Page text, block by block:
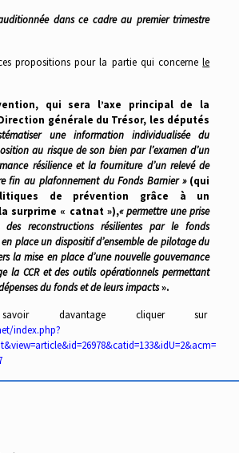
dans ce cadre au premier trimestre
propositions pour la partie qui concernele
qui sera l’axe principal de la
générale du Trésor, les députés
une information individualisée du
au risque de son bien par l’examen d’un
résilience et la fourniture d’un relevé de
fin au plafonnement du Fonds Barnier »(qui
de prévention grâce à un
surprime « catnat »),« permettre une prise
reconstructions résilientes par le fonds
place un dispositif d’ensemble de pilotage du
la mise en place d’une nouvelle gouvernance
la CCR et des outils opérationnels permettant
du fonds et de leurs impacts».
davantage cliquer sur
index.php?